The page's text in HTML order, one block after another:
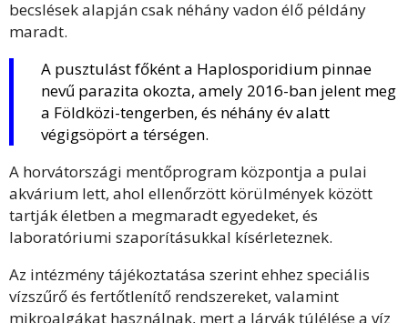
becslések alapján csak néhány vadon élő példány
maradt.
A pusztulást főként a Haplosporidium pinnae
nevű parazita okozta, amely 2016-ban jelent meg
a Földközi-tengerben, és néhány év alatt
végigsöpört a térségen.
A horvátországi mentőprogram központja a pulai
akvárium lett, ahol ellenőrzött körülmények között
tartják életben a megmaradt egyedeket, és
laboratóriumi szaporításukkal kísérleteznek.
Az intézmény tájékoztatása szerint ehhez speciális
vízszűrő és fertőtlenítő rendszereket, valamint
mikroalgákat használnak, mert a lárvák túlélése a víz